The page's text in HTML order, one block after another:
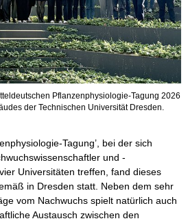
Pflanzenphysiologie-Tagung 2026
der Technischen Universität Dresden.
Tagung’, bei der sich
und -
Universitäten treffen, fand dieses
in Dresden statt. Neben dem sehr
vom Nachwuchs spielt natürlich auch
Austausch zwischen den